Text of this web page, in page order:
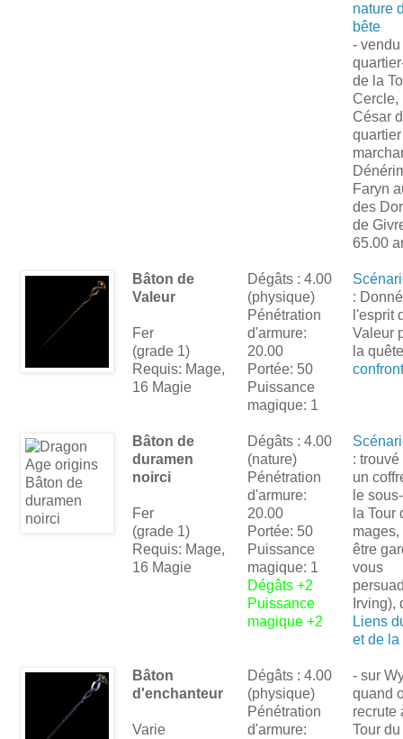
nature
bête
-
de la
Cercle,
César
quartier
Faryn
des
de
65.00
Bâton de
Valeur
Fer
(grade 1)
Requis: Mage,
16 Magie
Dégâts : 4.00
(physique)
Pénétration
d'armure:
20.00
Portée: 50
Puissance
magique: 1
:
l'esprit
Valeur
la
Bâton de
duramen
noirci
Fer
(grade 1)
Requis: Mage,
16 Magie
Dégâts : 4.00
(nature)
Pénétration
d'armure:
20.00
Portée: 50
Puissance
magique: 1
Dégâts +2
Puissance
magique +2
:
un
le
la Tour
mages,
être
vous
Irving),
Liens
et de la
Bâton
d'enchanteur
Varie
Dégâts : 4.00
(physique)
Pénétration
d'armure:
- sur
quand
recrute
Tour